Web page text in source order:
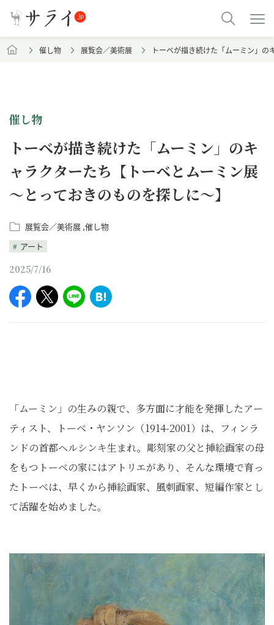
催し物 展覧会／美術展 トーベが描き続けた「ムーミン」
催し物
トーベが描き続けた「ムーミン」のキ
ャラクターたち【トーベとムーミン展
～とっておきのものを探しに～】
展覧会／美術展 催し物
アート
2025/7/16
「ムーミン」の生みの親で、多方面に才能を発揮したアー
ティスト、トーベ・ヤンソン（1914-2001）は、フィンラ
ンドの首都ヘルシンキ生まれ。彫刻家の父と挿絵画家の母
をもつトーベの家にはアトリエがあり、そんな環境で育っ
たトーベは、早くから挿絵画家、風刺画家、短編作家とし
て活躍を始めました。